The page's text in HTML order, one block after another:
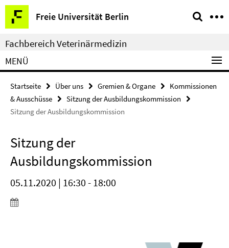
Springe
direkt
zu
Inhalt
Freie Universität Berlin
Service-
Navigation
Fachbereich Veterinärmedizin
MENÜ
Startseite Über uns Gremien & Organe
Kommissionen
& Ausschüsse
Sitzung der Ausbildungskommission
Sitzung der Ausbildungskommission
Sitzung der
Ausbildungskommission
05.11.2020 | 16:30 - 18:00